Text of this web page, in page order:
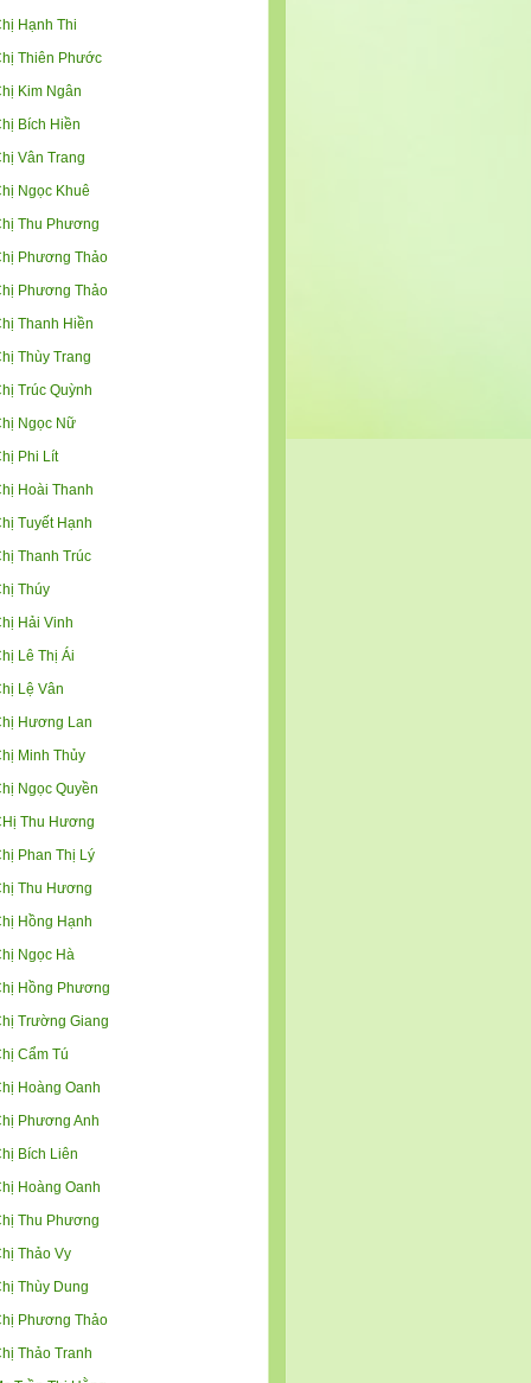
Hạnh Thi
Thiên Phước
Kim Ngân
Bích Hiền
Vân Trang
Ngọc Khuê
Thu Phương
Phương Thảo
Phương Thảo
Thanh Hiền
Thùy Trang
Trúc Quỳnh
Ngọc Nữ
Phi Lít
Hoài Thanh
Tuyết Hạnh
Thanh Trúc
Thúy
Hải Vinh
Lê Thị Ái
Lệ Vân
Hương Lan
Minh Thủy
Ngọc Quyền
Thu Hương
Phan Thị Lý
Thu Hương
Hồng Hạnh
Ngọc Hà
Hồng Phương
Trường Giang
Cẩm Tú
Hoàng Oanh
Phương Anh
Bích Liên
Hoàng Oanh
Thu Phương
Thảo Vy
Thùy Dung
Phương Thảo
Thảo Tranh